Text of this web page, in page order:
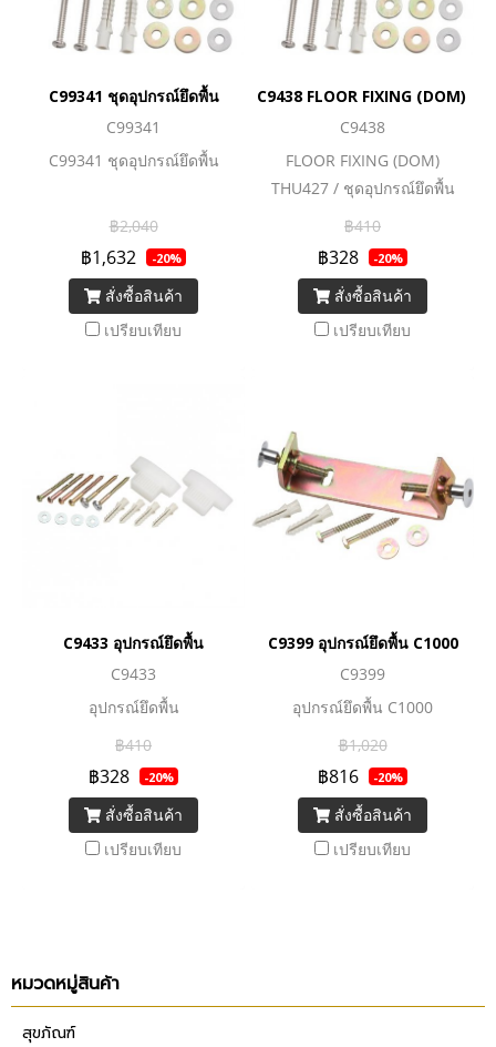
C99341 ชุดอุปกรณ์ยึดพื้น
C99341
C99341 ชุดอุปกรณ์ยึดพื้น
฿2,040
฿1,632 -20%
สั่งซื้อสินค้า
เปรียบเทียบ
C9438 FLOOR FIXING (DOM)
C9438
FLOOR FIXING (DOM)
THU427 / ชุดอุปกรณ์ยึดพื้น
(DOM) THU427
฿410
฿328 -20%
สั่งซื้อสินค้า
เปรียบเทียบ
C9433 อุปกรณ์ยึดพื้น
C9433
อุปกรณ์ยึดพื้น
฿410
฿328 -20%
สั่งซื้อสินค้า
เปรียบเทียบ
C9399 อุปกรณ์ยึดพื้น C1000
C9399
อุปกรณ์ยึดพื้น C1000
฿1,020
฿816 -20%
สั่งซื้อสินค้า
เปรียบเทียบ
หมวดหมู่สินค้า
สุขภัณฑ์